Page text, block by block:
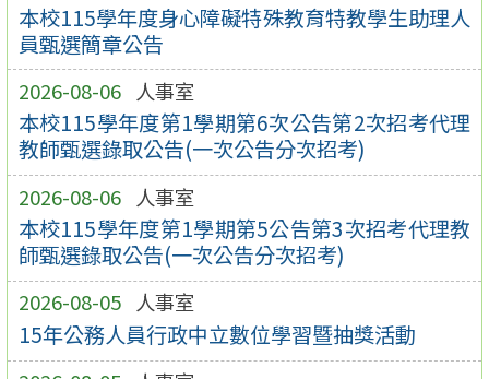
本校115學年度身心障礙特殊教育特教學生助理人
員甄選簡章公告
2026-08-06 人事室
本校115學年度第1學期第6次公告第2次招考代理
教師甄選錄取公告(一次公告分次招考)
2026-08-06 人事室
本校115學年度第1學期第5公告第3次招考代理教
師甄選錄取公告(一次公告分次招考)
2026-08-05 人事室
15年公務人員行政中立數位學習暨抽獎活動